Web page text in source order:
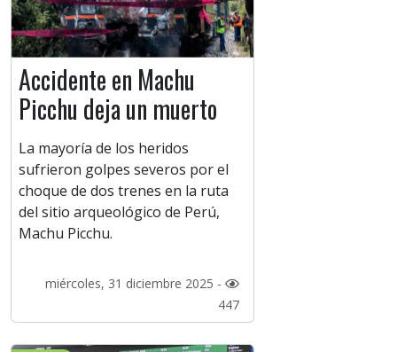
Accidente en Machu
Picchu deja un muerto
La mayoría de los heridos
sufrieron golpes severos por el
choque de dos trenes en la ruta
del sitio arqueológico de Perú,
Machu Picchu.
miércoles, 31 diciembre 2025 -
447